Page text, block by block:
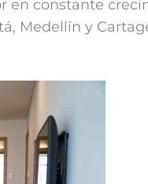
en constante
Medellín y